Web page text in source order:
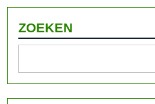
ZOEKEN